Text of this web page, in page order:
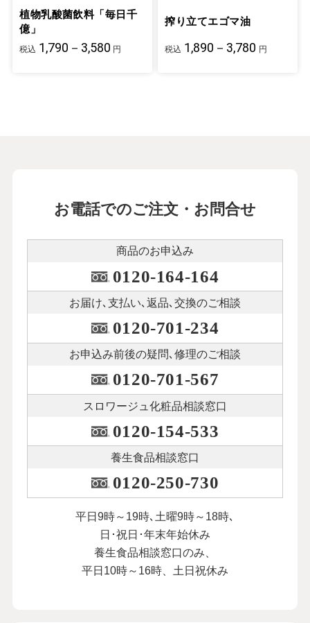
植物乳酸菌飲料「毎日千
億」
税込 1,790－3,580 円
搾り立てエゴマ油
税込 1,890－3,780 円
お電話でのご注文・お問合せ
商品のお申込み
0120-164-164
お届け､支払い､ 返品､交換のご相談
0120-701-234
お申込み前後の疑問､修理のご相談
0120-701-567
スロワージュ化粧品相談窓口
0120-154-533
養生食品相談窓口
0120-250-730
平日9時～19時､土曜9時～18時､
日･祝日･年末年始休み
養生食品相談窓口のみ、
平日10時～16時、土日祝休み